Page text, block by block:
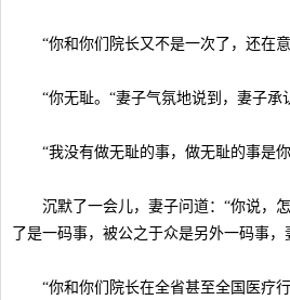
“你和你们院长又不是一次了，还在意
“你无耻。“妻子气氛地说到，妻子承
“我没有做无耻的事，做无耻的事是
沉默了一会儿，妻子问道：“你说，怎
了是一码事，被公之于众是另外一码事，
“你和你们院长在全省甚至全国医疗行